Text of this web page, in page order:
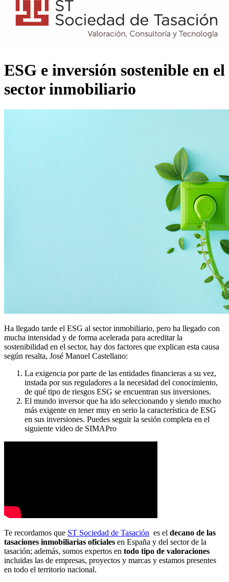
ESG e inversión sostenible en el
sector inmobiliario
Ha llegado tarde el ESG al sector inmobiliario, pero ha llegado con
mucha intensidad y de forma acelerada para acreditar la
sostenibilidad en el sector, hay dos factores que explican esta causa
según resalta, José Manuel Castellano:
La exigencia por parte de las entidades financieras a su vez,
instada por sus reguladores a la necesidad del conocimiento,
de qué tipo de riesgos ESG se encuentran sus inversiones.
El mundo inversor que ha ido seleccionando y siendo mucho
más exigente en tener muy en serio la característica de ESG
en sus inversiones. Puedes seguir la sesión completa en el
siguiente video de SIMAPro
Te recordamos que ST Sociedad de Tasación es el decano de las
tasaciones inmobiliarias oficiales en España y del sector de la
tasación; además, somos expertos en todo tipo de valoraciones
incluidas las de empresas, proyectos y marcas y estamos presentes
en todo el territorio nacional.